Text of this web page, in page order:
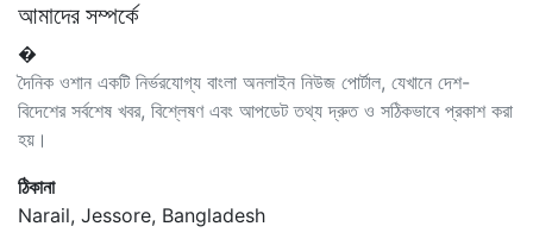
আমাদের সম্পর্কে
�
দৈনিক ওশান একটি নির্ভরযোগ্য বাংলা অনলাইন নিউজ পোর্টাল, যেখানে দেশ-
বিদেশের সর্বশেষ খবর, বিশ্লেষণ এবং আপডেট তথ্য দ্রুত ও সঠিকভাবে প্রকাশ করা
হয়।
ঠিকানা
Narail, Jessore, Bangladesh